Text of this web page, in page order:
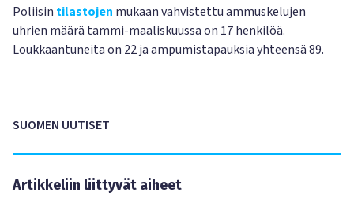
Poliisin tilastojen mukaan vahvistettu ammuskelujen
uhrien määrä tammi-maaliskuussa on 17 henkilöä.
Loukkaantuneita on 22 ja ampumistapauksia yhteensä 89.
SUOMEN UUTISET
Artikkeliin liittyvät aiheet